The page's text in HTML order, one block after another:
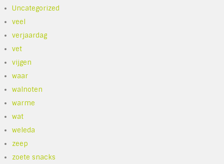
Uncategorized
veel
verjaardag
vet
vijgen
waar
walnoten
warme
wat
weleda
zeep
zoete snacks